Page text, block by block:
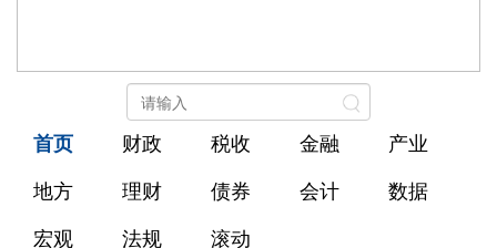
首页 财政 税收 金融 产业
地方 理财 债券 会计 数据
宏观 法规 滚动